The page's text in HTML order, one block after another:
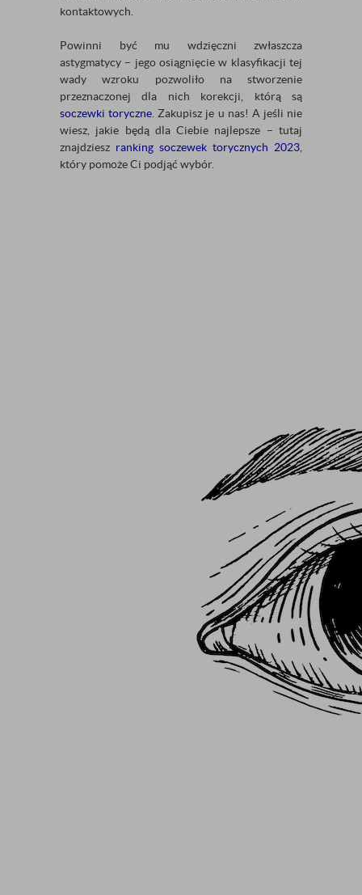
kontaktowych.
Powinni być mu wdzięczni zwłaszcza
astygmatycy – jego osiągnięcie w klasyfikacji tej
wady wzroku pozwoliło na stworzenie
przeznaczonej dla nich korekcji, którą są
soczewki toryczne . Zakupisz je u nas! A jeśli nie
wiesz, jakie będą dla Ciebie najlepsze – tutaj
znajdziesz ranking soczewek torycznych 2023
który pomoże Ci podjąć wybór.